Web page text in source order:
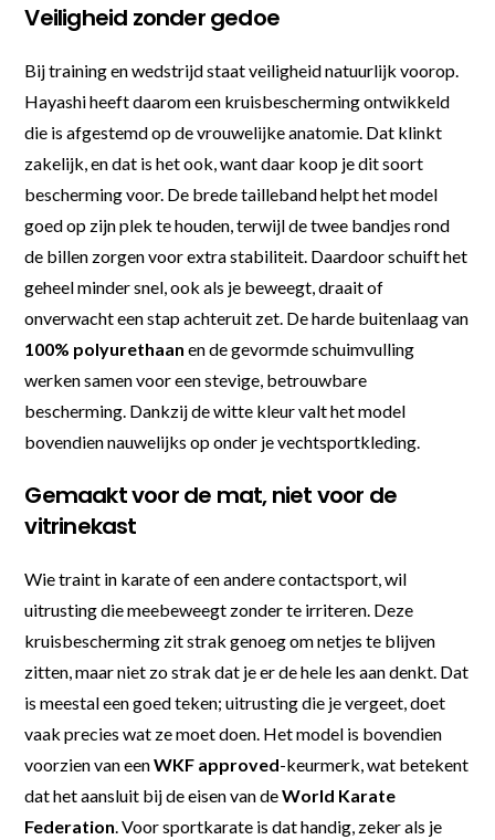
Veiligheid zonder gedoe
Bij training en wedstrijd staat veiligheid natuurlijk voorop.
Hayashi heeft daarom een kruisbescherming ontwikkeld
die is afgestemd op de vrouwelijke anatomie. Dat klinkt
zakelijk, en dat is het ook, want daar koop je dit soort
bescherming voor. De brede tailleband helpt het model
goed op zijn plek te houden, terwijl de twee bandjes rond
de billen zorgen voor extra stabiliteit. Daardoor schuift het
geheel minder snel, ook als je beweegt, draait of
onverwacht een stap achteruit zet. De harde buitenlaag van
100% polyurethaan en de gevormde schuimvulling
werken samen voor een stevige, betrouwbare
bescherming. Dankzij de witte kleur valt het model
bovendien nauwelijks op onder je vechtsportkleding.
Gemaakt voor de mat, niet voor de
vitrinekast
Wie traint in karate of een andere contactsport, wil
uitrusting die meebeweegt zonder te irriteren. Deze
kruisbescherming zit strak genoeg om netjes te blijven
zitten, maar niet zo strak dat je er de hele les aan denkt. Dat
is meestal een goed teken; uitrusting die je vergeet, doet
vaak precies wat ze moet doen. Het model is bovendien
voorzien van eenWKF approved-keurmerk, wat betekent
dat het aansluit bij de eisen van deWorld Karate
Federation. Voor sportkarate is dat handig, zeker als je